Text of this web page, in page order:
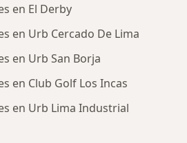
en El Derby
en Urb Cercado De Lima
en Urb San Borja
en Club Golf Los Incas
en Urb Lima Industrial